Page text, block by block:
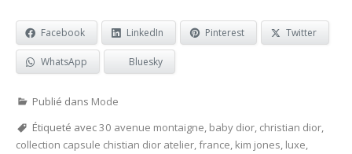
Facebook LinkedIn Pinterest Twitter
WhatsApp Bluesky
Publié dans Mode
Étiqueté avec30 avenue montaigne, baby dior, christian dior,
collection capsule chistian dior atelier,france, kim jones, luxe,